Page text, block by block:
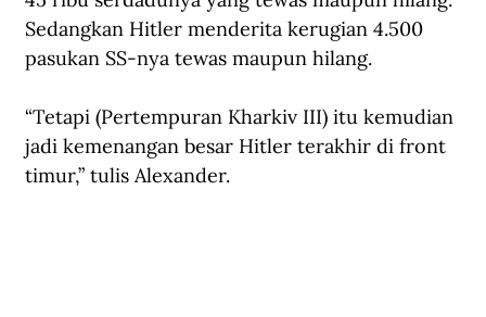
Sedangkan Hitler menderita kerugian 4.500
pasukan SS-nya tewas maupun hilang.
“Tetapi (Pertempuran Kharkiv III) itu kemudian
jadi kemenangan besar Hitler terakhir di front
timur,” tulis Alexander.